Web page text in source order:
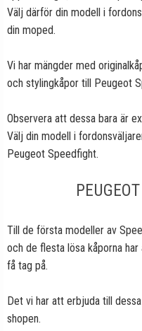
Välj därför din modell i
din moped.
Vi har mängder med
och stylingkåpor till Peugeot
Observera att dessa bara är
Välj din modell i
Peugeot Speedfight.
Till de första modeller av
och de flesta lösa kåporna
få tag på.
Det vi har att erbjuda till
shopen.